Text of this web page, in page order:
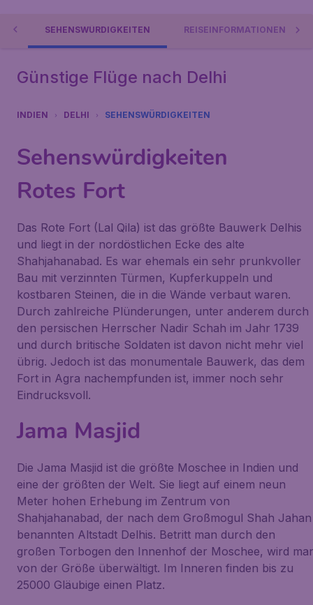
SEHENSWÜRDIGKEITEN REISEINFORMATIONEN
Günstige Flüge nach Delhi
INDIEN DELHI SEHENSWÜRDIGKEITEN
Sehenswürdigkeiten
Rotes Fort
Das Rote Fort (Lal Qila) ist das größte Bauwerk Delhis
und liegt in der nordöstlichen Ecke des alte
Shahjahanabad. Es war ehemals ein sehr prunkvoller
Bau mit verzinnten Türmen, Kupferkuppeln und
kostbaren Steinen, die in die Wände verbaut waren.
Durch zahlreiche Plünderungen, unter anderem durch
den persischen Herrscher Nadir Schah im Jahr 1739
und durch britische Soldaten ist davon nicht mehr viel
übrig. Jedoch ist das monumentale Bauwerk, das dem
Fort in Agra nachempfunden ist, immer noch sehr
Eindrucksvoll.
Jama Masjid
Die Jama Masjid ist die größte Moschee in Indien und
eine der größten der Welt. Sie liegt auf einem neun
Meter hohen Erhebung im Zentrum von
Shahjahanabad, der nach dem Großmogul Shah Jahan
benannten Altstadt Delhis. Betritt man durch den
großen Torbogen den Innenhof der Moschee, wird
von der Größe überwältigt. Im Inneren finden bis zu
25000 Gläubige einen Platz.